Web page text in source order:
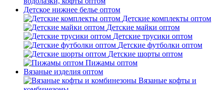
Детское нижнее белье оптом
Детские комплекты оптом
Детские майки оптом
Детские трусики оптом
Детские футболки оптом
Детские шорты оптом
Пижамы оптом
Вязаные изделия оптом
Вязаные кофты и